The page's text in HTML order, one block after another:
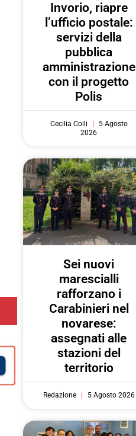
Invorio, riapre
l’ufficio postale:
servizi della
pubblica
amministrazione
con il progetto
Polis
Cecilia Colli
5 Agosto
2026
Sei nuovi
marescialli
rafforzano i
Carabinieri nel
novarese:
assegnati alle
stazioni del
territorio
Redazione 5 Agosto 2026